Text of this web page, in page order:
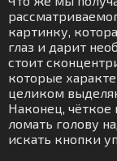
картинку,
глаз и дарит
стоит
которые
целиком
Наконец, чёткое
ломать голову
искать кнопки